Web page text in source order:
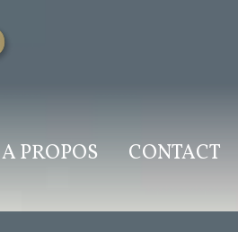
A PROPOS CONTACT